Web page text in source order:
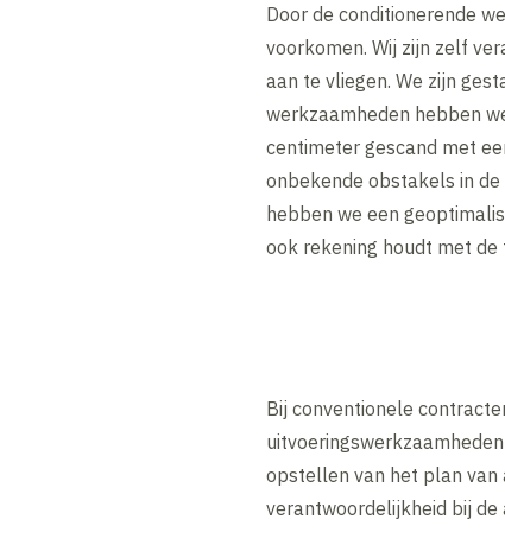
Door de conditionerende
voorkomen. Wij zijn zelf
aan te vliegen. We zijn
werkzaamheden hebben
centimeter gescand met
onbekende obstakels in
hebben we een
ook rekening houdt met de
Bij conventionele
opstellen van het plan van
verantwoordelijkheid bij de